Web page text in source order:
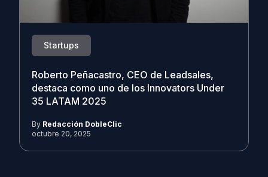
Startups
Roberto Peñacastro, CEO de Leadsales,
destaca como uno de los Innovators Under
35 LATAM 2025
By Redacción DobleClic
octubre 20, 2025